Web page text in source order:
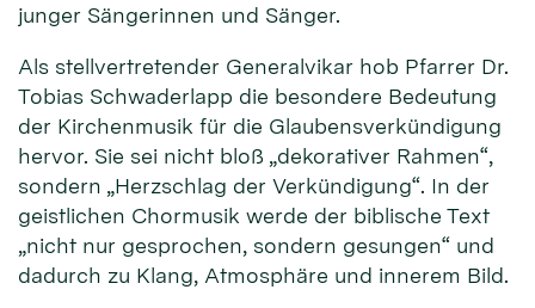
junger Sängerinnen und Sänger.
Als stellvertretender Generalvikar hob Pfarrer Dr.
Tobias Schwaderlapp die besondere Bedeutung
der Kirchenmusik für die Glaubensverkündigung
hervor. Sie sei nicht bloß „dekorativer Rahmen“,
sondern „Herzschlag der Verkündigung“. In der
geistlichen Chormusik werde der biblische Text
„nicht nur gesprochen, sondern gesungen“ und
dadurch zu Klang, Atmosphäre und innerem Bild.